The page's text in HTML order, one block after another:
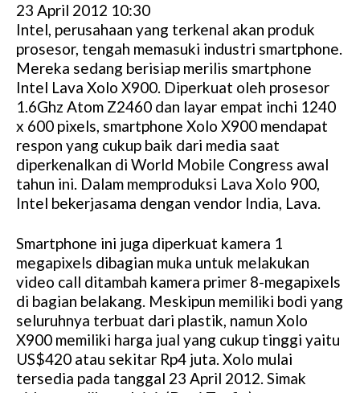
23 April 2012 10:30
Intel, perusahaan yang terkenal akan produk
prosesor, tengah memasuki industri smartphone.
Mereka sedang berisiap merilis smartphone
Intel Lava Xolo X900. Diperkuat oleh prosesor
1.6Ghz Atom Z2460 dan layar empat inchi 1240
x 600 pixels, smartphone Xolo X900 mendapat
respon yang cukup baik dari media saat
diperkenalkan di World Mobile Congress awal
tahun ini. Dalam memproduksi Lava Xolo 900,
Intel bekerjasama dengan vendor India, Lava.
Smartphone ini juga diperkuat kamera 1
megapixels dibagian muka untuk melakukan
video call ditambah kamera primer 8-megapixels
di bagian belakang. Meskipun memiliki bodi yang
seluruhnya terbuat dari plastik, namun Xolo
X900 memiliki harga jual yang cukup tinggi yaitu
US$420 atau sekitar Rp4 juta. Xolo mulai
tersedia pada tanggal 23 April 2012. Simak